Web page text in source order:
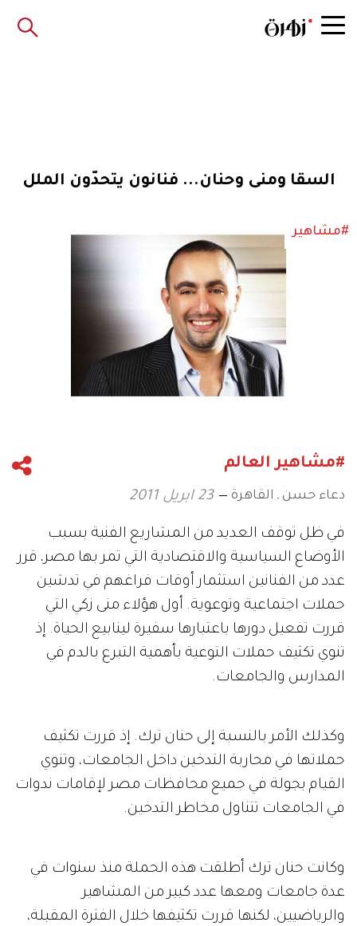
السقا ومنى وحنان... فنانون يتحدّون الملل
#مشاهير
#مشاهير العالم
دعاء حسن ـ القاهرة 23 ابريل 2011
في ظل توقف العديد من المشاريع الفنية بسبب
الأوضاع السياسية والاقتصادية التي تمر بها مصر، قرر
عدد من الفنانين استثمار أوقات فراغهم في تدشين
حملات اجتماعية وتوعوية. أول هؤلاء منى زكي التي
قررت تفعيل دورها باعتبارها سفيرة لينابيع الحياة. إذ
تنوي تكثيف حملات التوعية بأهمية التبرع بالدم في
المدارس والجامعات.
وكذلك الأمر بالنسبة إلى حنان ترك. إذ قررت تكثيف
حملاتها في محاربة التدخين داخل الجامعات، وتنوي
القيام بجولة في جميع محافظات مصر لإقامات ندوات
في الجامعات تتناول مخاطر التدخين.
وكانت حنان ترك أطلقت هذه الحملة منذ سنوات في
عدة جامعات ومعها عدد كبير من المشاهير
والرياضيين، لكنها قررت تكثيفها خلال الفترة المقبلة،